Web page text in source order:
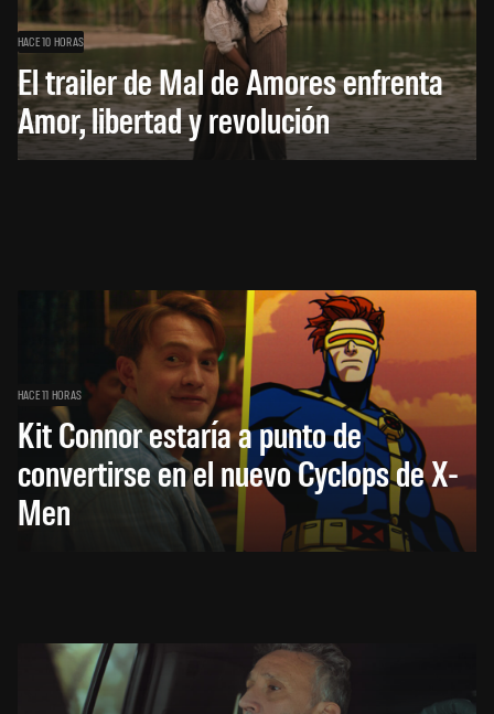
HACE 10 HORAS
El trailer de Mal de Amores enfrenta
Amor, libertad y revolución
HACE 11 HORAS
Kit Connor estaría a punto de
convertirse en el nuevo Cyclops de X-
Men